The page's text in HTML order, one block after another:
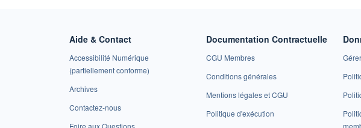
Aide & Contact
Accessibilité Numérique
(partiellement conforme)
Archives
Contactez-nous
Foire aux Questions
Documentation Contractuelle
CGU Membres
Conditions générales
Mentions légales et CGU
Politique d'exécution